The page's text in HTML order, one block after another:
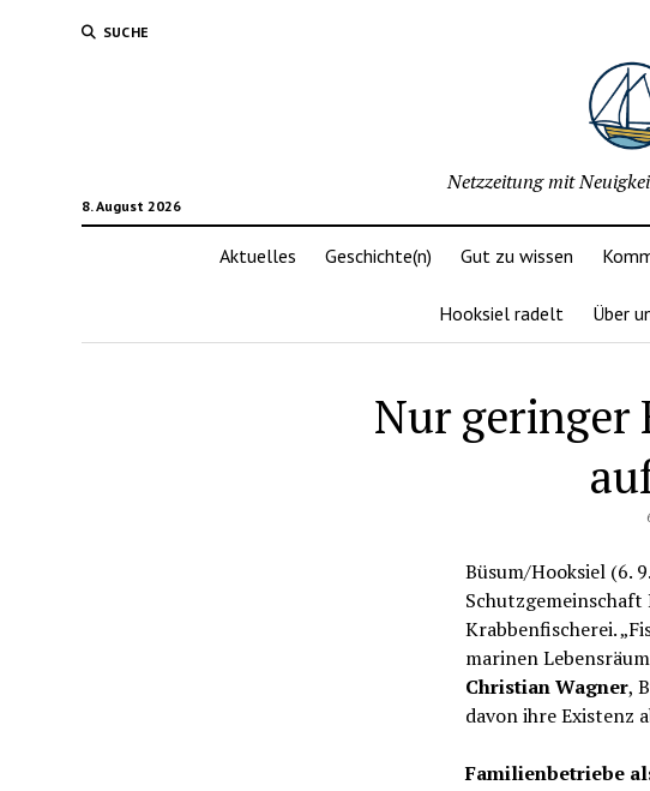
SUCHE
8. August 2026
Netzzeitung mit
Aktuelles Geschichte(n) Gut zu wissen
Hooksiel radelt Über
Nur geringer
Büsum/Hooksiel (6.
Schutzgemeinschaft
Krabbenfischerei.
marinen
Christian Wagner,
davon ihre Existenz
Familienbetriebe